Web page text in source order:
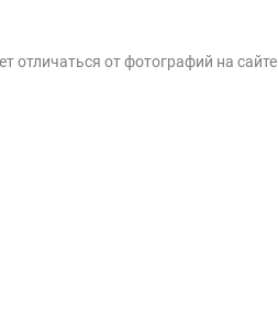
отличаться от фотографий на сайте